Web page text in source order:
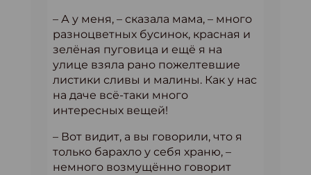
– А у меня, – сказала мама, – много
разноцветных бусинок, красная и
зелёная пуговица и ещё я на
улице взяла рано пожелтевшие
листики сливы и малины. Как у нас
на даче всё-таки много
интересных вещей!
– Вот видит, а вы говорили, что я
только барахло у себя храню, –
немного возмущённо говорит